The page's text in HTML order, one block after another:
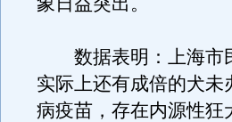
数据表明：上海市
实际上还有成倍的犬
病疫苗，存在内源性